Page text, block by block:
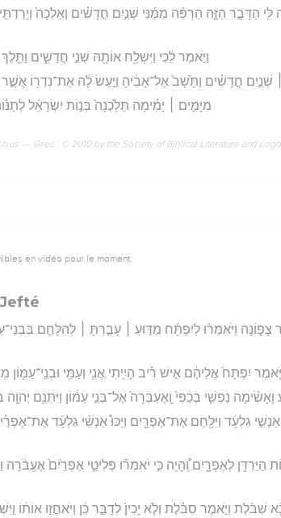
הַדָּבָ֣ר הַזֶּ֑ה הַרְפֵּ֨ה מִמֶּ֜נִּי שְׁנַ֣יִם חֳדָשִׁ֗ים וְאֵֽלְכָה֙ וְיָרַדְתִּ֣י
וַיֹּ֣אמֶר לֵ֔כִי וַיִּשְׁלַ֥ח אוֹתָ֖הּ שְׁנֵ֣י חֳדָשִׁ֑ים
׀ שְׁנַ֣יִם חֳדָשִׁ֗ים וַתָּ֙שָׁב֙ אֶל־אָבִ֔יהָ וַיַּ֣עַשׂ לָ֔הּ אֶת־נִדְר֖וֹ אֲשֶׁ֣ר
מִיָּמִ֣ים ׀ יָמִ֗ימָה תֵּלַ֙כְנָה֙ בְּנ֣וֹת יִשְׂרָאֵ֔ל
--- Grec : © 2010 by the Society of Biblical Literature and
en vidéo pour le moment.
צָפ֑וֹנָה וַיֹּאמְר֨וּ לְיִפְתָּ֜ח מַדּ֣וּעַ ׀ עָבַ֣רְתָּ ׀ לְהִלָּחֵ֣ם
יִפְתָּח֙ אֲלֵיהֶ֔ם אִ֣ישׁ רִ֗יב הָיִ֛יתִי אֲנִ֛י וְעַמִּ֥י
וָאָשִׂ֨ימָה נַפְשִׁ֤י בְכַפִּי֙ וָֽאֶעְבְּרָה֙ אֶל־בְּנֵ֣י עַמּ֔וֹן וַיִּתְּנֵ֥ם
גִלְעָ֔ד וַיִּלָּ֖חֶם אֶת־אֶפְרָ֑יִם וַיַּכּוּ֩ אַנְשֵׁ֨י גִלְעָ֜ד
הַיַּרְדֵּ֖ן לְאֶפְרָ֑יִם וְֽ֠הָיָה כִּ֣י יֹאמְר֞וּ פְּלִיטֵ֤י אֶפְרַ֙יִם֙
שִׁבֹּ֜לֶת וַיֹּ֣אמֶר סִבֹּ֗לֶת וְלֹ֤א יָכִין֙ לְדַבֵּ֣ר כֵּ֔ן וַיֹּאחֲז֣וּ אוֹת֔וֹ